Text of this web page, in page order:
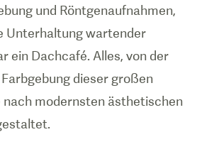
und Röntgenaufnahmen,
Unterhaltung wartender
ein Dachcafé. Alles, von der
dieser großen
nach modernsten ästhetischen